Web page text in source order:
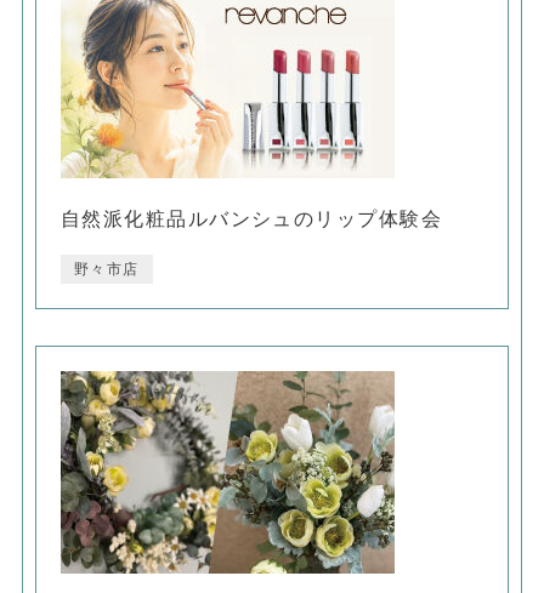
自然派化粧品ルバンシュのリップ体験会
野々市店